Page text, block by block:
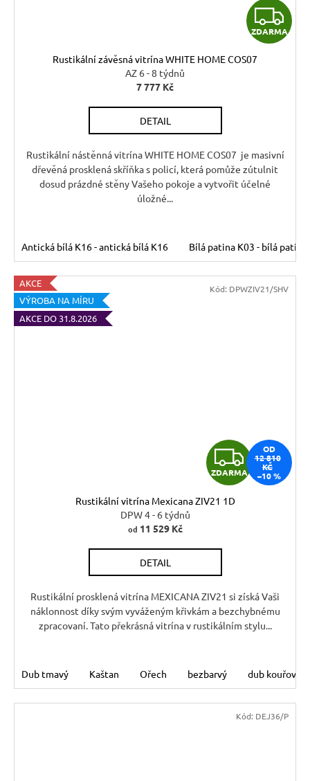
Z
D
A
ZDARMA
Rustikální závěsná vitrína WHITE HOME COS07
AZ 6 - 8 týdnů
7 777 Kč
DETAIL
Rustikální nástěnná vitrína WHITE HOME COS07 je masivní
dřevěná prosklená skříňka s policí, která pomůže zútulnit
dosud prázdné stěny Vašeho pokoje a vytvořit účelné
úložné...
Antická bílá K16 - antická bílá K16 Bílá patina K03 - bílá patina
AKCE
VÝROBA NA MÍRU
AKCE DO 31.8.2026
Z
D
A
ZDARMA
OD
12 810
KČ
–10 %
Rustikální vitrína Mexicana ZIV21 1D
DPW 4 - 6 týdnů
od 11 529 Kč
DETAIL
Rustikální prosklená vitrína MEXICANA ZIV21 si získá Vaši
náklonnost díky svým vyváženým křivkám a bezchybnému
zpracovaní. Tato překrásná vitrína v rustikálním stylu...
Dub tmavý Kaštan Ořech bezbarvý dub kouřový
Kód: DPWZIV21/SHV
Kód: DEJ36/P